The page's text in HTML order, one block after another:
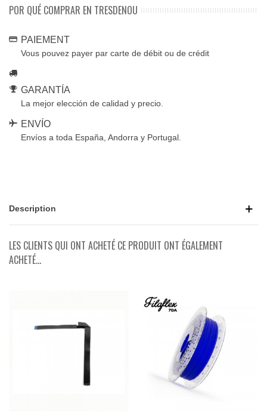
POR QUÉ COMPRAR EN TRESDENOU
PAIEMENT
Vous pouvez payer par carte de débit ou de crédit
GARANTÍA
La mejor elección de calidad y precio.
ENVÍO
Envíos a toda España, Andorra y Portugal.
Description
LES CLIENTS QUI ONT ACHETÉ CE PRODUIT ONT ÉGALEMENT
ACHETÉ...